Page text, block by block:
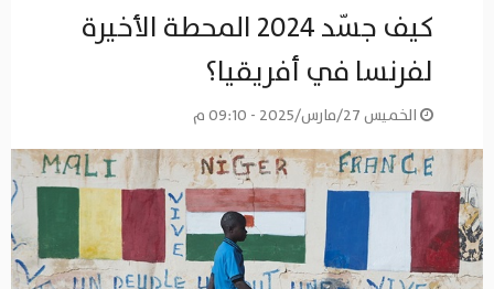
كيف جسّد 2024 المحطة الأخيرة
لفرنسا في أفريقيا؟
الخميس 27/مارس/2025 - 09:10 م